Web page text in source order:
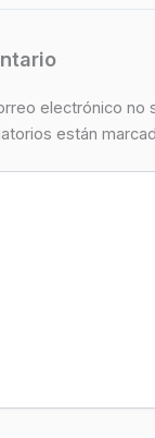
electrónico no
están